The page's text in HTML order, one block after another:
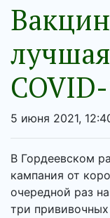
5 июня 2021,
В Гордеевском
кампания от
очередной раз
три